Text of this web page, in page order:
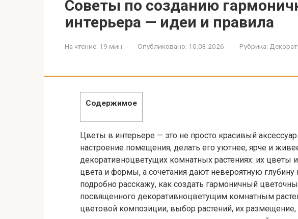
Советы по созданию
интерьера — идеи и правила
На чтение: 19 мин Опубликовано: 10.03.2026 Рубрика:
Содержимое
Цветы в интерьере — это не просто красивый
настроение помещения, делать его уютнее, ярче и
декоративноцветущих комнатных растениях: их цветы
цвета и формы, а сочетания дают невероятную глубину
подробно расскажу, как создать гармоничный
посвященного декоративноцветущим комнатным
цветовой композиции, выбор растений, их